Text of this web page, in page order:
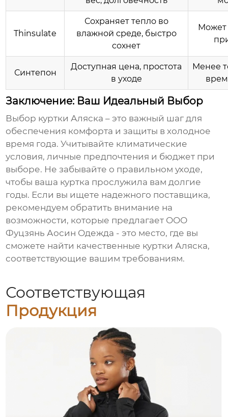
Thinsulate
Сохраняет тепло во
влажной среде, быстро
сохнет
Может
Синтепон
Доступная цена, простота
в уходе
Менее
Заключение: Ваш Идеальный Выбор
Выбор куртки Аляска – это важный шаг для
обеспечения комфорта и защиты в холодное
время года. Учитывайте климатические
условия, личные предпочтения и бюджет при
выборе. Не забывайте о правильном уходе,
чтобы ваша куртка прослужила вам долгие
годы. Если вы ищете надежного поставщика,
рекомендуем обратить внимание на
возможности, которые предлагает ООО
Фуцзянь Аосин Одежда - это место, где вы
сможете найти качественные куртки Аляска,
соответствующие вашим требованиям.
Соответствующая
Продукция